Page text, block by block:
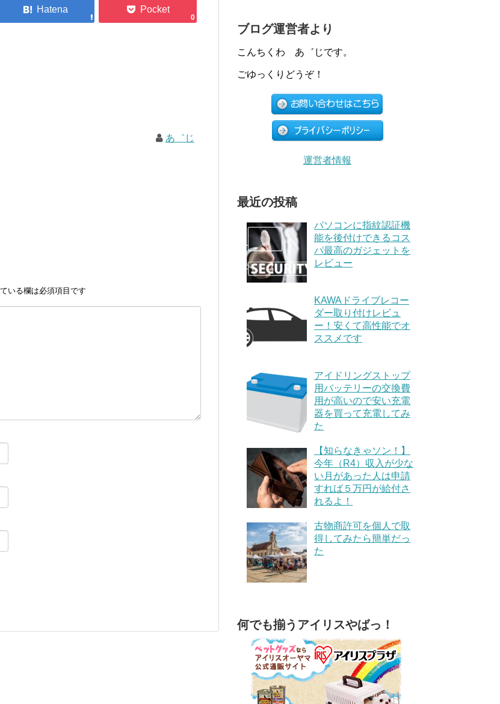
0
あ゛じ
いる欄は必須項目です
ブログ運営者より
こんちくわ あ゛じです。
ごゆっくりどうぞ！
運営者情報
最近の投稿
パソコンに指紋認証機
能を後付けできるコス
パ最高のガジェットを
レビュー
KAWAドライブレコー
ダー取り付けレビュ
ー！安くて高性能でオ
ススメです
アイドリングストップ
用バッテリーの交換費
用が高いので安い充電
器を買って充電してみ
た
【知らなきゃソン！】
今年（R4）収入が少な
い月があった人は申請
すれば５万円が給付さ
れるよ！
古物商許可を個人で取
得してみたら簡単だっ
た
何でも揃うアイリスやばっ！